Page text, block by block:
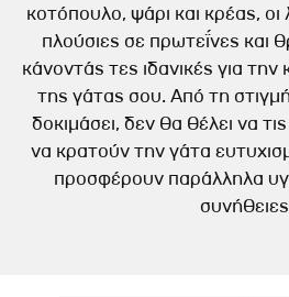
κοτόπουλο, ψάρι και κρέας, οι
πλούσιες σε πρωτεΐνες και
κάνοντάς τες ιδανικές για
της γάτας σου. Από τη
δοκιμάσει, δεν θα θέλει να
να κρατούν την γάτα
προσφέρουν παράλληλα